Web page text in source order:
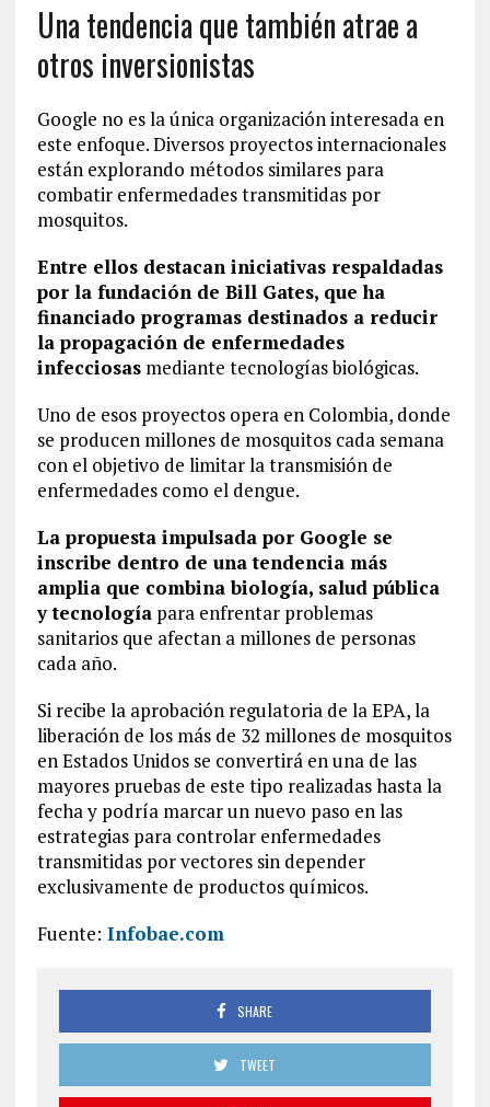
Una tendencia que también atrae a
otros inversionistas
Google no es la única organización interesada en
este enfoque. Diversos proyectos internacionales
están explorando métodos similares para
combatir enfermedades transmitidas por
mosquitos.
Entre ellos destacan iniciativas respaldadas
por la fundación de Bill Gates, que ha
financiado programas destinados a reducir
la propagación de enfermedades
infecciosasmediante tecnologías biológicas.
Uno de esos proyectos opera en Colombia, donde
se producen millones de mosquitos cada semana
con el objetivo de limitar la transmisión de
enfermedades como el dengue.
La propuesta impulsada por Google se
inscribe dentro de una tendencia más
amplia que combina biología, salud pública
y tecnologíapara enfrentar problemas
sanitarios que afectan a millones de personas
cada año.
Si recibe la aprobación regulatoria de la EPA, la
liberación de los más de 32 millones de mosquitos
en Estados Unidos se convertirá en una de las
mayores pruebas de este tipo realizadas hasta la
fecha y podría marcar un nuevo paso en las
estrategias para controlar enfermedades
transmitidas por vectores sin depender
exclusivamente de productos químicos.
Fuente: Infobae.com
SHARE
TWEET